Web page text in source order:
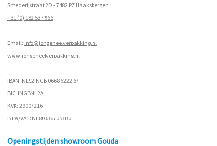
Smederijstraat 2D - 7482 PZ Haaksbergen
+31 (0) 182 537 966
Email: info@jongeneelverpakking.nl
www.jongeneelverpakking.nl
IBAN: NL92INGB 0668 5222 67
BIC: INGBNL2A
KVK: 29007216
BTW/VAT: NL803367053B0
Openingstijden showroom Gouda